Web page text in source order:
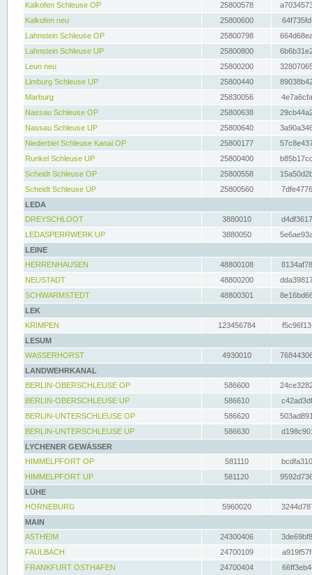
Kalkofen Schleuse OP
25800578
Kalkofen neu
25800600
Lahnstein Schleuse OP
25800798
Lahnstein Schleuse UP
25800800
Leun neu
25800200
Limburg Schleuse UP
25800440
Marburg
25830056
Nassau Schleuse OP
25800638
Nassau Schleuse UP
25800640
Niederbiel Schleuse Kanal OP
25800177
Runkel Schleuse UP
25800400
Scheidt Schleuse OP
25800558
Scheidt Schleuse UP
25800560
LEDA
DREYSCHLOOT
3880010
LEDASPERRWERK UP
3880050
LEINE
HERRENHAUSEN
48800108
NEUSTADT
48800200
SCHWARMSTEDT
48800301
LEK
KRIMPEN
123456784
LESUM
WASSERHORST
4930010
LANDWEHRKANAL
BERLIN-OBERSCHLEUSE OP
586600
BERLIN-OBERSCHLEUSE UP
586610
BERLIN-UNTERSCHLEUSE OP
586620
BERLIN-UNTERSCHLEUSE UP
586630
LYCHENER GEWÄSSER
HIMMELPFORT OP
581110
HIMMELPFORT UP
581120
LÜHE
HORNEBURG
5960020
MAIN
ASTHEIM
24300406
FAULBACH
24700109
FRANKFURT OSTHAFEN
24700404